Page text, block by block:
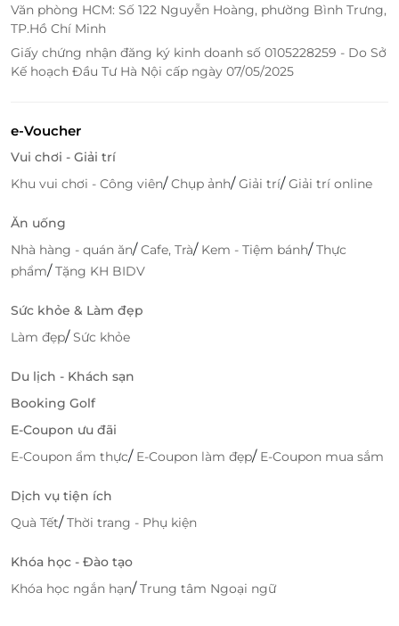
Văn phòng HCM: Số 122 Nguyễn Hoàng, phường Bình Trưng,
TP.Hồ Chí Minh
Giấy chứng nhận đăng ký kinh doanh số 0105228259 - Do Sở
Kế hoạch Đầu Tư Hà Nội cấp ngày 07/05/2025
e-Voucher
Vui chơi - Giải trí
Khu vui chơi - Công viên/Chụp ảnh/Giải trí/Giải trí online
Ăn uống
Nhà hàng - quán ăn/Cafe, Trà/ Kem - Tiệm bánh/Thực
phẩm/Tặng KH BIDV
Sức khỏe & Làm đẹp
Làm đẹp/Sức khỏe
Du lịch - Khách sạn
Booking Golf
E-Coupon ưu đãi
E-Coupon ẩm thực/ E-Coupon làm đẹp/ E-Coupon mua sắm
Dịch vụ tiện ích
Quà Tết/Thời trang - Phụ kiện
Khóa học - Đào tạo
Khóa học ngắn hạn/Trung tâm Ngoại ngữ